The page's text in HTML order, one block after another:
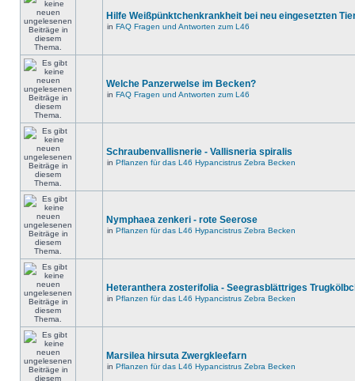
Hilfe Weißpünktchenkrankheit bei neu eingesetzten
in FAQ Fragen und Antworten zum L46
Welche Panzerwelse im Becken?
in FAQ Fragen und Antworten zum L46
Schraubenvallisnerie - Vallisneria spiralis
in Pflanzen für das L46 Hypancistrus Zebra Becken
Nymphaea zenkeri - rote Seerose
in Pflanzen für das L46 Hypancistrus Zebra Becken
Heteranthera zosterifolia - Seegrasblättriges
in Pflanzen für das L46 Hypancistrus Zebra Becken
Marsilea hirsuta Zwergkleefarn
in Pflanzen für das L46 Hypancistrus Zebra Becken